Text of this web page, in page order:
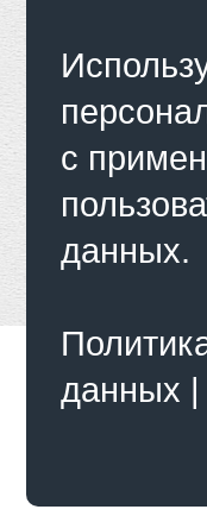
с
данных.
данных |